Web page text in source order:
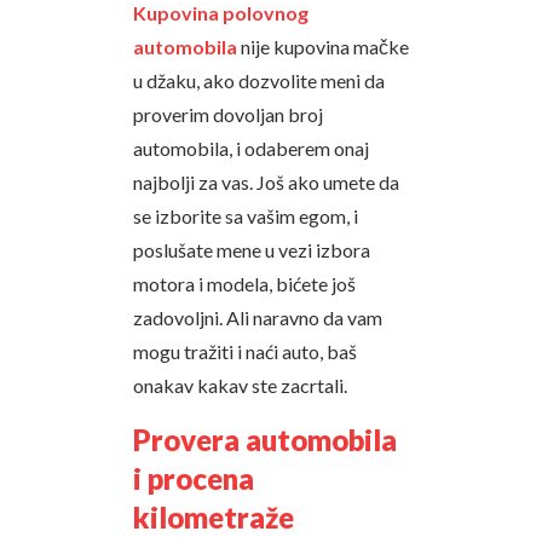
Kupovina polovnog
automobila nije kupovina mačke
u džaku, ako dozvolite meni da
proverim dovoljan broj
automobila, i odaberem onaj
najbolji za vas. Još ako umete da
se izborite sa vašim egom, i
poslušate mene u vezi izbora
motora i modela, bićete još
zadovoljni. Ali naravno da vam
mogu tražiti i naći auto, baš
onakav kakav ste zacrtali.
Provera automobila
i procena
kilometraže